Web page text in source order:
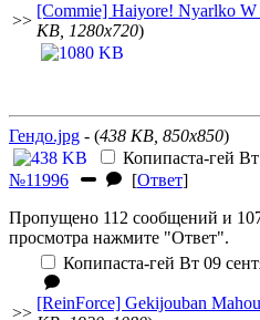
>>
[Commie] Haiyore! Nyarlko
KB, 1280x720)
Гендо.jpg - (438 KB, 850x850)
Копипаста-гей Вт
№11996
[Ответ]
Пропущено 112 сообщений и
просмотра нажмите "Ответ".
>>
Копипаста-гей Вт 09
[ReinForce] Gekijouban